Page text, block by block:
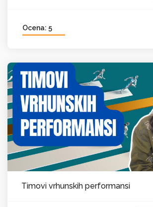
Ocena: 5
Timovi vrhunskih performansi